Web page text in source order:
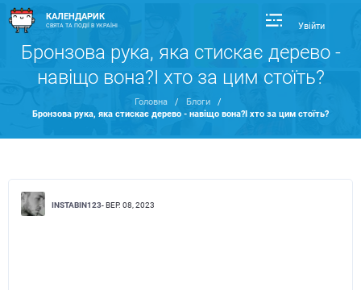
КАЛЕНДАРИК
СВЯТА ТА ПОДІЇ В УКРАЇНІ Увійти
Бронзова рука, яка стискає дерево -
навіщо вона?І хто за цим стоїть?
Головна / Блоги
/
Бронзова рука, яка стискає дерево - навіщо вона?І хто за цим стоїть?
INSTABIN123- ВЕР. 08, 2023